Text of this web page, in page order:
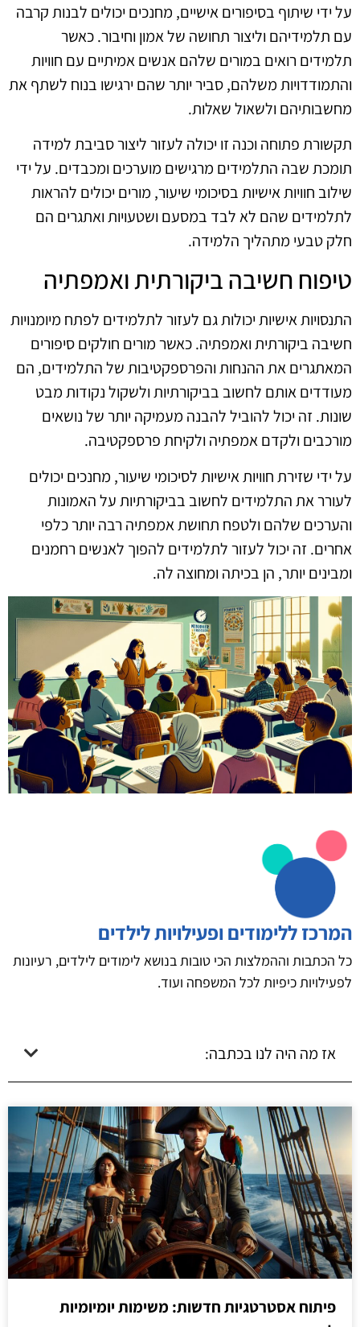
על ידי שיתוף בסיפורים אישיים, מחנכים יכולים לבנות קרבה
עם תלמידיהם וליצור תחושה של אמון וחיבור. כאשר
תלמידים רואים במורים שלהם אנשים אמיתיים עם חוויות
והתמודדויות משלהם, סביר יותר שהם ירגישו בנוח לשתף את
מחשבותיהם ולשאול שאלות.
תקשורת פתוחה וכנה זו יכולה לעזור ליצור סביבת למידה
תומכת שבה התלמידים מרגישים מוערכים ומכבדים. על ידי
שילוב חוויות אישיות בסיכומי שיעור, מורים יכולים להראות
לתלמידים שהם לא לבד במסעם ושטעויות ואתגרים הם
חלק טבעי מתהליך הלמידה.
טיפוח חשיבה ביקורתית ואמפתיה
התנסויות אישיות יכולות גם לעזור לתלמידים לפתח מיומנויות
חשיבה ביקורתית ואמפתיה. כאשר מורים חולקים סיפורים
המאתגרים את ההנחות והפרספקטיבות של התלמידים, הם
מעודדים אותם לחשוב בביקורתיות ולשקול נקודות מבט
שונות. זה יכול להוביל להבנה מעמיקה יותר של נושאים
מורכבים ולקדם אמפתיה ולקיחת פרספקטיבה.
על ידי שזירת חוויות אישיות לסיכומי שיעור, מחנכים יכולים
לעורר את התלמידים לחשוב בביקורתיות על האמונות
והערכים שלהם ולטפח תחושת אמפתיה רבה יותר כלפי
אחרים. זה יכול לעזור לתלמידים להפוך לאנשים רחמנים
ומבינים יותר, הן בכיתה ומחוצה לה.
המרכז ללימודים ופעילויות לילדים
כל הכתבות וההמלצות הכי טובות בנושא לימודים לילדים, רעיונות
לפעילויות כיפיות לכל המשפחה ועוד.
אז מה היה לנו בכתבה:
פיתוח אסטרטגיות חדשות: משימות יומיומיות